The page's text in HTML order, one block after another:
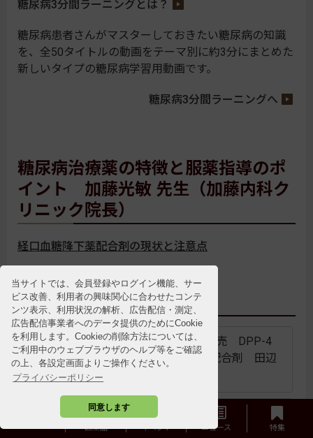
当サイトでは、会員登録やログイン機能、サー
ビス改善、利用者の興味関心に合わせたコンテ
ンツ表示、利用状況の解析、広告配信・測定、
広告配信事業者へのデータ提供のためにCookie
を利用します。Cookieの削除方法については、
ご利用中のウェブブラウザのヘルプ等をご確認
の上、各設定画面よりご操作ください。
プライバシーポリシー
同意します
糖尿病3分間ラーニングとは？
糖尿病患者さんがマスターしておきたい糖尿病の知識
を、全50タイトルの動画をテーマ別に約3分にまとめた
新しいタイプの糖尿病学習用動画です。
糖尿病3分間ラーニングへ
糖尿病治療薬の特徴と服薬指導のポ
イント 加藤光敏 先生（加藤内科ク
リニック院長）
経口血糖降下薬配合剤の現状と注意点
配合薬に関する最新情報
「カナリア配合OD錠」発売 DPP-4
阻害薬・SGLT2阻害薬の配合剤 田辺
三菱製薬
DPP-4阻害薬から発がん性の可能性が
あるNTTPを検出 厚労省
医薬品 イベント ニュース 特集